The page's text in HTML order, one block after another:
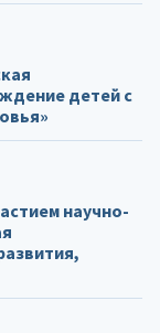
детей с
научно-